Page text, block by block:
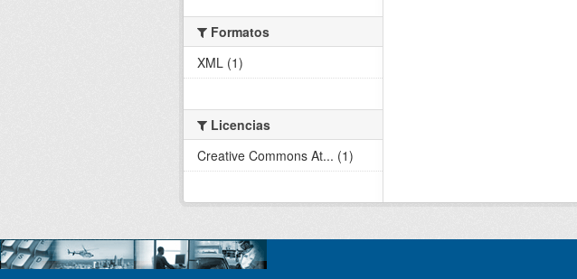
Formatos
XML (1)
Licencias
Creative Commons At... (1)